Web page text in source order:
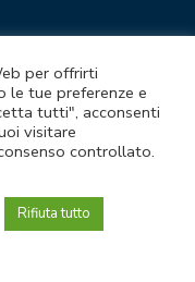
e
Roma
per offrirti
le tue preferenze e
tutti", acconsenti
visitare
controllato.
Rifiuta tutto